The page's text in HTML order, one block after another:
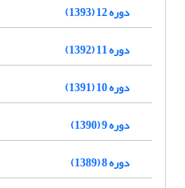
دوره 12 (1393)
دوره 11 (1392)
دوره 10 (1391)
دوره 9 (1390)
دوره 8 (1389)